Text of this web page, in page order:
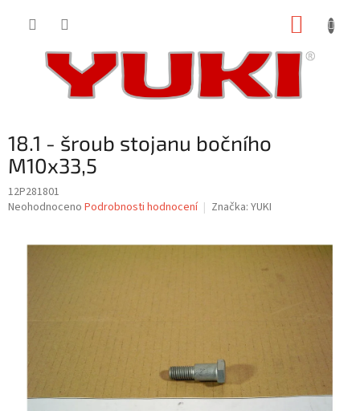
18.1 - šroub stojanu bočního
M10x33,5
12P281801
Průměrné
Neohodnoceno Podrobnosti hodnocení Značka: YUKI